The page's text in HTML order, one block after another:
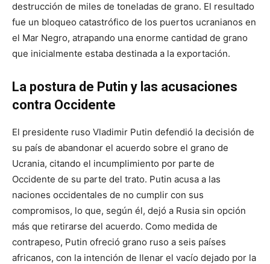
destrucción de miles de toneladas de grano. El resultado
fue un bloqueo catastrófico de los puertos ucranianos en
el Mar Negro, atrapando una enorme cantidad de grano
que inicialmente estaba destinada a la exportación.
La postura de Putin y las acusaciones
contra Occidente
El presidente ruso Vladimir Putin defendió la decisión de
su país de abandonar el acuerdo sobre el grano de
Ucrania, citando el incumplimiento por parte de
Occidente de su parte del trato. Putin acusa a las
naciones occidentales de no cumplir con sus
compromisos, lo que, según él, dejó a Rusia sin opción
más que retirarse del acuerdo. Como medida de
contrapeso, Putin ofreció grano ruso a seis países
africanos, con la intención de llenar el vacío dejado por la